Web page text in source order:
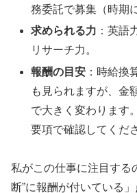
務委託で募集（時期
求められる力 ：英語
リサーチ力。
報酬の目安 ：時給換
も見られますが、金
で大きく変わります
要項で確認してくだ
私がこの仕事に注目する
断”に報酬が付いている